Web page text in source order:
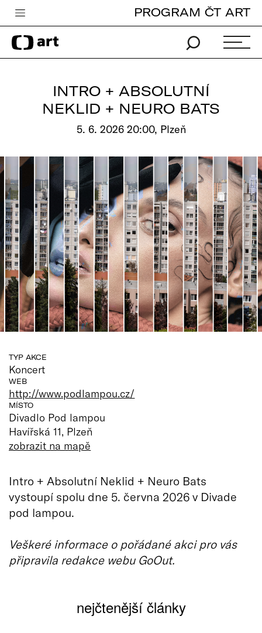
Česká televize
Zpravodajství
iVysílání
Vše o ČT
PROGRAM ČT ART
INTRO + ABSOLUTNÍ
NEKLID + NEURO BATS
5. 6. 2026 20:00, Plzeň
TYP AKCE
Koncert
WEB
http://www.podlampou.cz/
MÍSTO
Divadlo Pod lampou
Havířská 11, Plzeň
zobrazit na mapě
Intro + Absolutní Neklid + Neuro Bats
vystoupí spolu dne 5. června 2026 v Divade
pod lampou.
Veškeré informace o pořádané akci pro vás
připravila redakce webu GoOut.
nejčtenější články